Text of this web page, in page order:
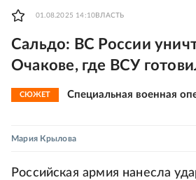
01.08.2025 14:10 ВЛАСТЬ
Сальдо: ВС России
Очакове, где ВСУ
СЮЖЕТ Специальная военная
Мария Крылова
Российская армия нанесла